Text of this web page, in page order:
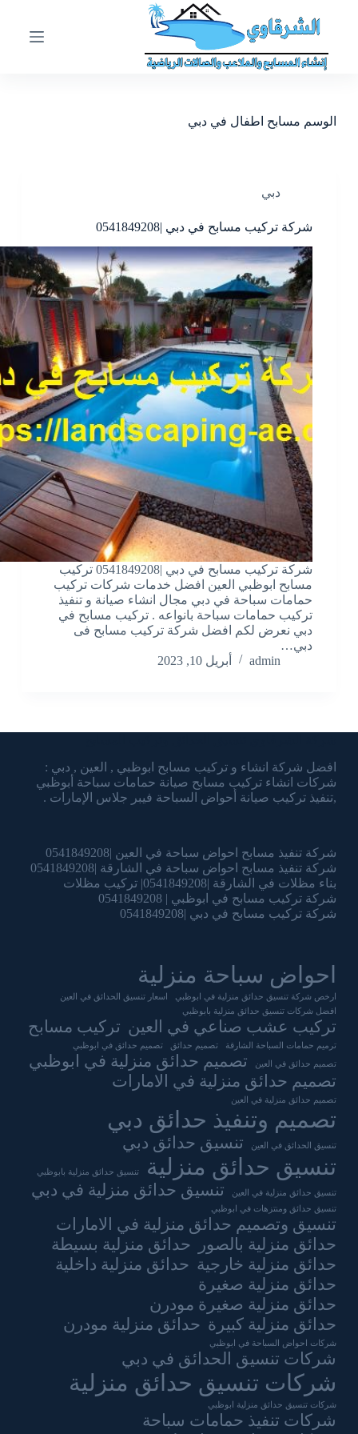
و
ى
الوسم مسابح اطفال في دبي
دبي
شركة تركيب مسابح في دبي |0541849208
شركة تركيب مسابح في دبي |0541849208 تركيب
مسابح ابوظبي العين افضل خدمات شركات تركيب
حمامات سباحة في دبي مجال انشاء صيانة و تنفيذ
تركيب حمامات سباحة بانواعه . تركيب مسابح في
دبي نعرض لكم افضل شركة تركيب مسابح فى
دبي…
admin
أبريل 10, 2023
افضل شركة انشاء و تركيب مسابح ابوظبي , العين , دبي :
شركات انشاء تركيب مسابح صيانة حمامات سباحة أبوظبي
,تنفيذ تركيب صيانة أحواض السباحة فيبر جلاس الإمارات .
شركة تنفيذ مسابح احواض سباحة في العين |0541849208
شركة تنفيذ مسابح احواض سباحة في الشارقة |0541849208
بناء مظلات في الشارقة |0541849208| تركيب مظلات
شركة تركيب مسابح في ابوظبي | 0541849208
شركة تركيب مسابح في دبي |0541849208
احواض سباحة منزلية
ارخص شركة تنسيق حدائق منزلية في ابوظبي
اسعار تنسيق الحدائق في العين
افضل شركات تنسيق حدائق منزلية بابوظبي
تركيب عشب صناعي في العين تركيب مسابح
ترميم حمامات السباحة الشارقة تصميم حدائق تصميم حدائق في ابوظبي
تصميم حدائق في العين
تصميم حدائق منزلية في ابوظبي
تصميم حدائق منزلية في الامارات
تصميم حدائق منزلية في العين
تصميم وتنفيذ حدائق دبي
تنسيق الحدائق في العين تنسيق حدائق دبي
تنسيق حدائق منزلية تنسيق حدائق منزلية بابوظبي
تنسيق حدائق منزلية في العين تنسيق حدائق منزلية في دبي
تنسيق حدائق ومنتزهات في ابوظبي
تنسيق وتصميم حدائق منزلية في الامارات
حدائق منزلية بالصور
حدائق منزلية بسيطة
حدائق منزلية خارجية حدائق منزلية داخلية
حدائق منزلية صغيرة
حدائق منزلية صغيرة مودرن
حدائق منزلية كبيرة حدائق منزلية مودرن
شركات احواض السباحة في ابوظبي
شركات تنسيق الحدائق في دبي
شركات تنسيق حدائق منزلية
شركات تنسيق حدائق منزلية ابوظبي
شركات تنفيذ حمامات سباحة